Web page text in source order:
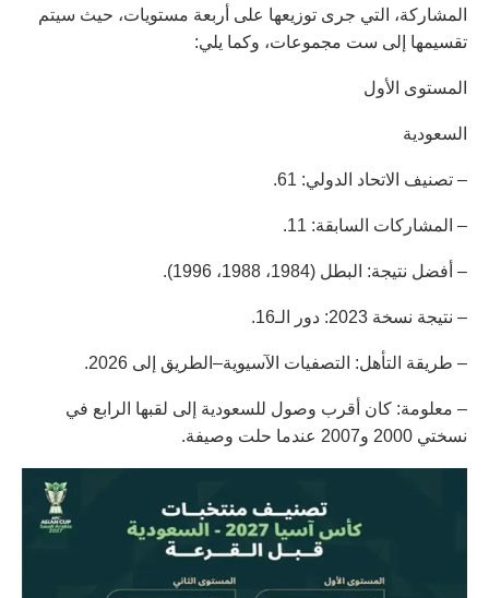
المشاركة، التي جرى توزيعها على أربعة مستويات، حيث سيتم
تقسيمها إلى ست مجموعات، وكما يلي:
المستوى الأول
السعودية
– تصنيف الاتحاد الدولي: 61.
– المشاركات السابقة: 11.
– أفضل نتيجة: البطل (1984، 1988، 1996).
– نتيجة نسخة 2023: دور الـ16.
– طريقة التأهل: التصفيات الآسيوية–الطريق إلى 2026.
– معلومة: كان أقرب وصول للسعودية إلى لقبها الرابع في
نسختي 2000 و2007 عندما حلت وصيفة.